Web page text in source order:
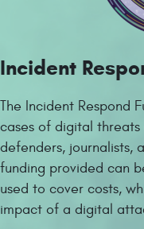
Incident
The Incident Respond
cases of digital
defenders, journalists,
funding provided can
used to cover costs,
impact of a digital